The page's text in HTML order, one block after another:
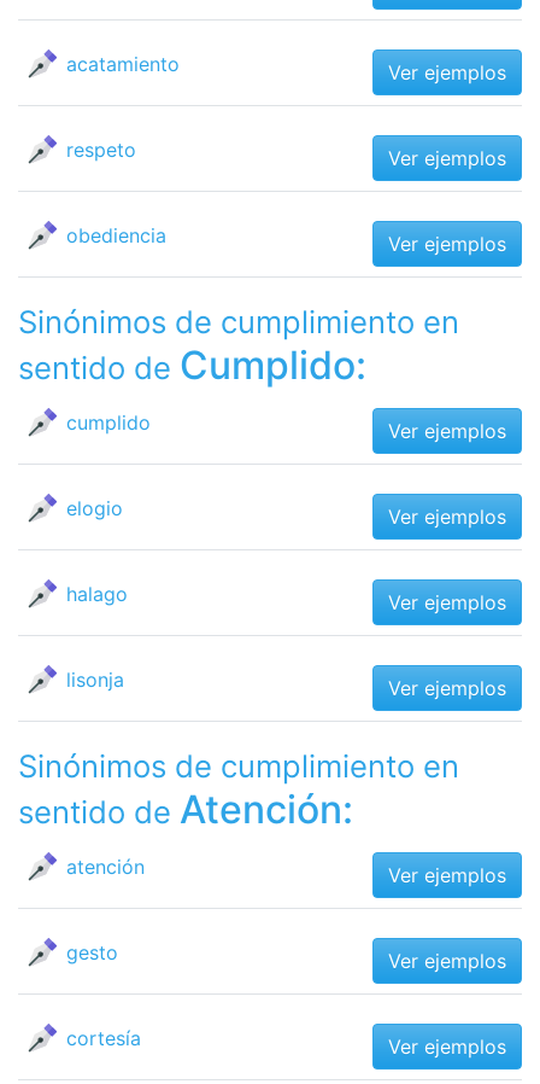
acatamiento Ver ejemplos
respeto Ver ejemplos
obediencia Ver ejemplos
Sinónimos de cumplimiento en
sentido de Cumplido:
cumplido Ver ejemplos
elogio Ver ejemplos
halago Ver ejemplos
lisonja Ver ejemplos
Sinónimos de cumplimiento en
sentido de Atención:
atención Ver ejemplos
gesto Ver ejemplos
cortesía Ver ejemplos